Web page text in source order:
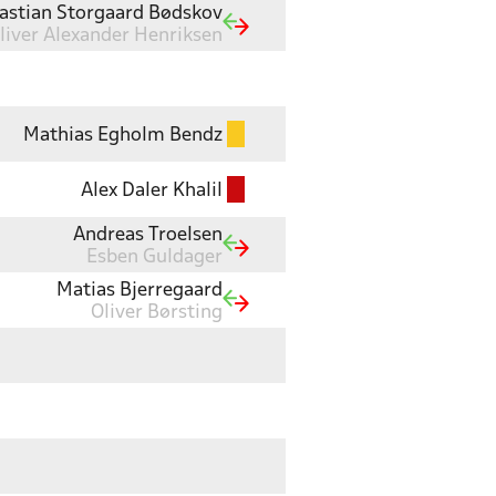
Storgaard Bødskov
Alexander Henriksen
Mathias Egholm Bendz
Alex Daler Khalil
Andreas Troelsen
Esben Guldager
Matias Bjerregaard
Oliver Børsting